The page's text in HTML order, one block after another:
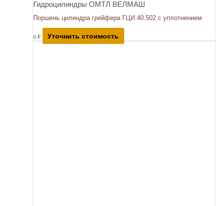
Гидроцилиндры ОМТЛ ВЕЛМАШ
Поршень цилиндра грейфера ГЦИ.40.502 с уплотнением
0 ₽ Уточнить стоимость